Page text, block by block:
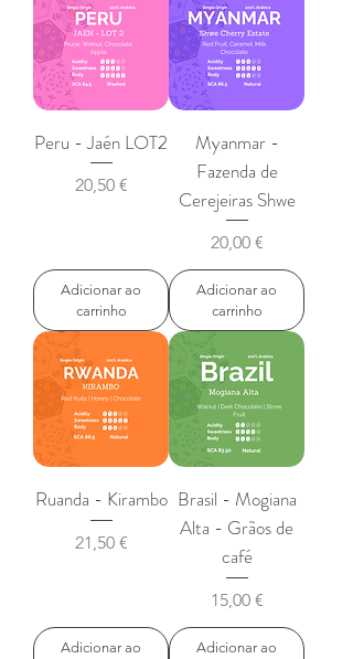
Não temos nenhum produto
para mostrar no momento.
Peru - Jaén LOT2
Preço
20,50 €
Adicionar ao
carrinho
Myanmar -
Fazenda de
Cerejeiras Shwe
Preço
20,00 €
Adicionar ao
carrinho
Ruanda - Kirambo
Preço
21,50 €
Adicionar ao
Brasil - Mogiana
Alta - Grãos de
café
Preço
15,00 €
Adicionar ao